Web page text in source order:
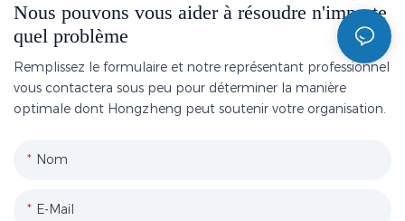
Nous pouvons vous aider à résoudre n'importe
quel problème
Remplissez le formulaire et notre représentant professionnel
vous contactera sous peu pour déterminer la manière
optimale dont Hongzheng peut soutenir votre organisation.
Nom
E-Mail